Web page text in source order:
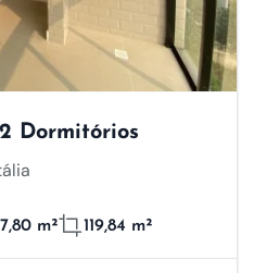
Dormitórios
m² 119,84 m²